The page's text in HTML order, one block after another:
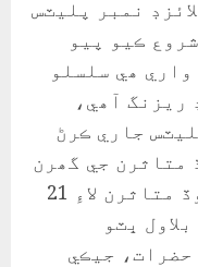
نمبر پليٽس
ڪيو پيو
ھي سلسلو
ريزنگ آھي،
جاري ڪرڻ
متاثرن جي گھرن
جي اڏاوت لاءِ ڏني ويندي، ٻوڏ متاثرن لاءِ 21
ڀٽو
جيڪي